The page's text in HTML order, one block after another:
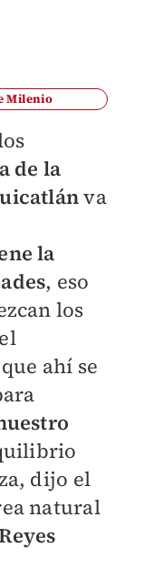
Milenio
de la
va
la
, eso
los
ahí se
dijo el
natural